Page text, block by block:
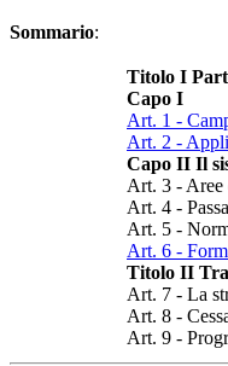
Sommario:
Titolo I
Capo I
Art. 1 -
Art. 2 -
Capo II Il
Art. 3 -
Art. 4 -
Art. 5 -
Art. 6 -
Titolo II
Art. 7 - La
Art. 8 -
Art. 9 -